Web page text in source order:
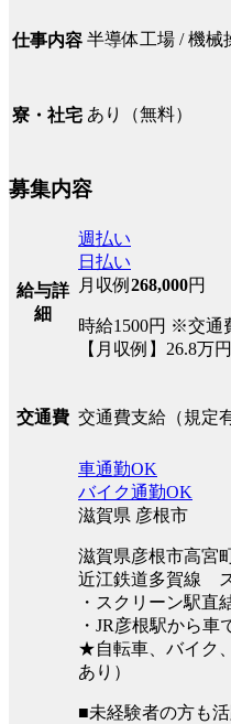
仕事内容 半導体工場 / 機械
寮・社宅 あり（無料）
募集内容
給与詳
細
週払い
日払い
月収例 268,000円
時給1500円 ※交通
【月収例】26.8万
交通費 交通費支給（規定
車通勤OK
バイク通勤OK
滋賀県 彦根市
滋賀県彦根市高宮
近江鉄道多賀線
・スクリーン駅直
・JR彦根駅から車
★自転車、バイク
あり）
■未経験者の方も活